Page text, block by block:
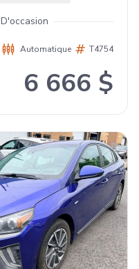
D'occasion
Automatique T4754
6 666 $